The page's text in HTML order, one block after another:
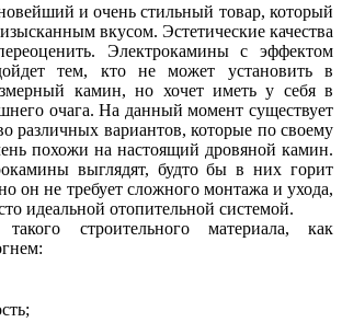
и очень стильный товар, который
вкусом. Эстетические качества
Электрокамины с эффектом
тем, кто не может установить в
камин, но хочет иметь у себя в
очага. На данный момент существует
различных вариантов, которые по своему
похожи на настоящий дровяной камин.
выглядят, будто бы в них горит
он не требует сложного монтажа и ухода,
идеальной отопительной системой.
строительного материала, как